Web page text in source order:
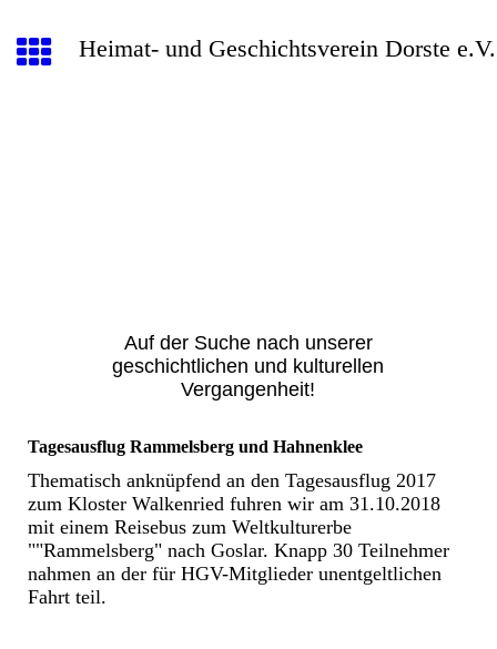
Heimat- und Geschichtsverein Dorste e.V.
Auf der Suche nach unserer
geschichtlichen und kulturellen
Vergangenheit!
Tagesausflug Rammelsberg und Hahnenklee
Thematisch anknüpfend an den Tagesausflug 2017
zum Kloster Walkenried fuhren wir am 31.10.2018
mit einem Reisebus zum Weltkulturerbe
""Rammelsberg" nach Goslar. Knapp 30 Teilnehmer
nahmen an der für HGV-Mitglieder unentgeltlichen
Fahrt teil.